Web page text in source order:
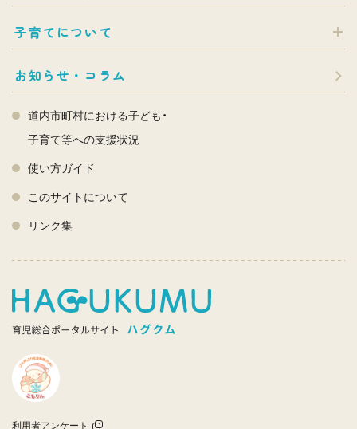
子育てについて
お知らせ・コラム
道内市町村における子ども・
子育て等への支援状況
使い方ガイド
このサイトについて
リンク集
利用者アンケート